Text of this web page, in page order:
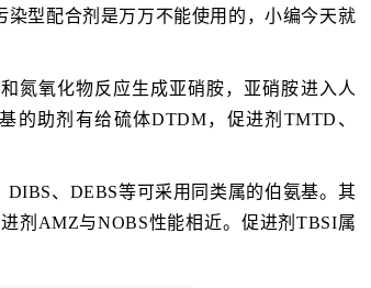
染型配合剂是万万不能使用的，小编今天就
氮氧化物反应生成亚硝胺，亚硝胺进入人
的助剂有给硫体DTDM，促进剂TMTD、
、DEBS等可采用同类属的伯氨基。其
剂AMZ与NOBS性能相近。促进剂TBSI属